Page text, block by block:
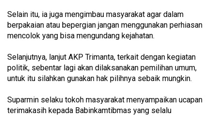
Selain itu, ia juga mengimbau masyarakat agar dalam
berpakaian atau bepergian jangan menggunakan perhiasan
mencolok yang bisa mengundang kejahatan.
Selanjutnya, lanjut AKP Trimanta, terkait dengan kegiatan
politik, sebentar lagi akan dilaksanakan pemilihan umum,
untuk itu silahkan gunakan hak pilihnya sebaik mungkin.
Suparmin selaku tokoh masyarakat menyampaikan ucapan
terimakasih kepada Babinkamtibmas yang selalu